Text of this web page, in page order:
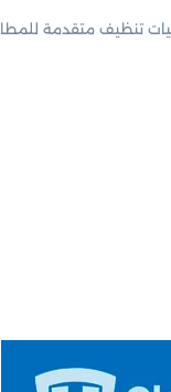
تنظيف متقدمة